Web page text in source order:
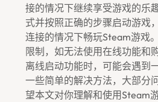
接的情况下继续享受游戏的乐
式并按照正确的步骤启动游戏
连接的情况下畅玩Steam游戏
限制，如无法使用在线功能和
离线启动功能时，可能会遇到
一些简单的解决方法，大部分
望本文对你理解和使用Steam